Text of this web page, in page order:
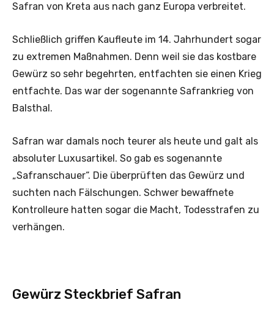
Safran von Kreta aus nach ganz Europa verbreitet.
Schließlich griffen Kaufleute im 14. Jahrhundert sogar
zu extremen Maßnahmen. Denn weil sie das kostbare
Gewürz so sehr begehrten, entfachten sie einen Krieg
entfachte. Das war der sogenannte Safrankrieg von
Balsthal.
Safran war damals noch teurer als heute und galt als
absoluter Luxusartikel. So gab es sogenannte
„Safranschauer“. Die überprüften das Gewürz und
suchten nach Fälschungen. Schwer bewaffnete
Kontrolleure hatten sogar die Macht, Todesstrafen zu
verhängen.
Gewürz Steckbrief Safran